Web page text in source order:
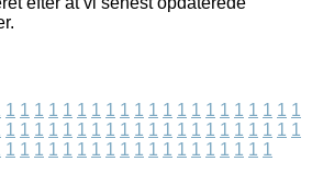
1 1 1 1 1 1 1 1 1 1 1 1 1 1 1 1 1 1 1 1 1
1 1 1 1 1 1 1 1 1 1 1 1 1 1 1 1 1 1 1 1 1
1 1 1 1 1 1 1 1 1 1 1 1 1 1 1 1 1 1 1